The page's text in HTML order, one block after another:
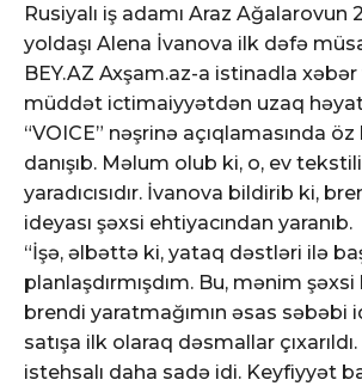
Rusiyalı iş adamı Araz Ağalarovun
yoldaşı Alena İvanova ilk dəfə
BEY.AZ Axşam.az-a istinadla xəbər
müddət ictimaiyyətdən uzaq
“VOICE” nəşrinə açıqlamasında
danışıb. Məlum olub ki, o, ev
yaradıcısıdır. İvanova bildirib ki,
ideyası şəxsi ehtiyacından yaranıb.
“İşə, əlbəttə ki, yataq dəstləri ilə
planlaşdırmışdım. Bu, mənim
brendi yaratmağımın əsas səbəbi
satışa ilk olaraq dəsmallar
istehsalı daha sadə idi. Keyfiyyət